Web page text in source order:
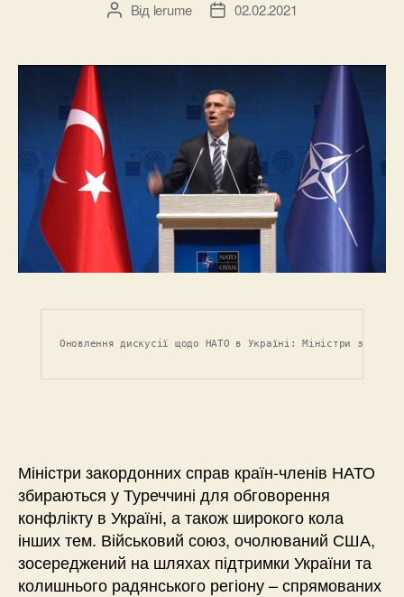
Автор
Від lerume
Дата02.02.2021
Оновлення дискусії щодо НАТО в Україні: Міністри
Міністри закордонних справ країн-членів НАТО
збираються у Туреччині для обговорення
конфлікту в Україні, а також широкого кола
інших тем. Військовий союз, очолюваний США,
зосереджений на шляхах підтримки України та
колишнього радянського регіону – спрямованих